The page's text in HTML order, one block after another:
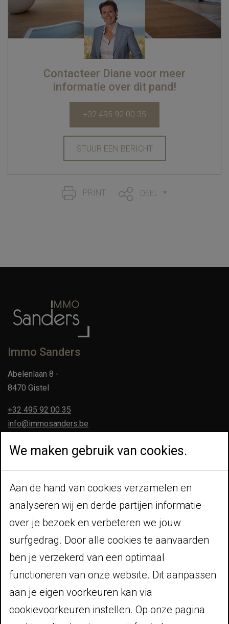
Contacteer Diane voor meer
informatie over dit pand!
+32 495 92 00 35
STUUR EEN BERICHT
PRINT DEEL
Immo Sanders
Abelenlaan 8 -
8470 Gistel
+32 495 92 00 35
info@immosanders.be
Enkel op afspraak
Navigeer
Home
Te koop
Te huur
Realisaties
Contact
Volg ons
We maken gebruik van cookies.
Aan de hand van cookies verzamelen en
analyseren wij en derde partijen informatie
over je bezoek en verbeteren we jouw
surfgedrag. Door alle cookies te aanvaarden
ben je verzekerd van een optimaal
functioneren van onze website. Dit aanpassen
aan je eigen voorkeuren kan via
cookievoorkeuren instellen. Op onze pagina